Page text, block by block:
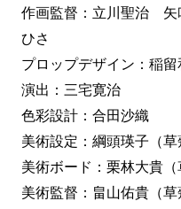
作画監督：立川聖治
ひさ
プロップデザイン：稲留
演出：三宅寛治
色彩設計：合田沙織
美術設定：綱頭瑛子（草
美術ボード：栗林大貴（
美術監督：畠山佑貴（草